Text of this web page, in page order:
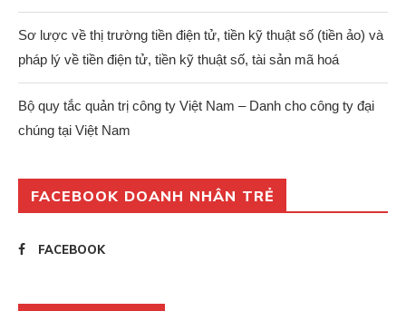
Sơ lược về thị trường tiền điện tử, tiền kỹ thuật số (tiền ảo) và
pháp lý về tiền điện tử, tiền kỹ thuật số, tài sản mã hoá
Bộ quy tắc quản trị công ty Việt Nam – Danh cho công ty đại
chúng tại Việt Nam
FACEBOOK DOANH NHÂN TRẺ
FACEBOOK